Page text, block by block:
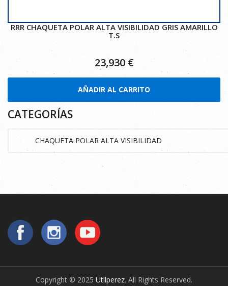
RRR CHAQUETA POLAR ALTA VISIBILIDAD GRIS AMARILLO
T.S
23,930 €
AÑADIR AL CARRITO
CATEGORÍAS
Copyright © 2025 Utilperez. All Rights Reserved.